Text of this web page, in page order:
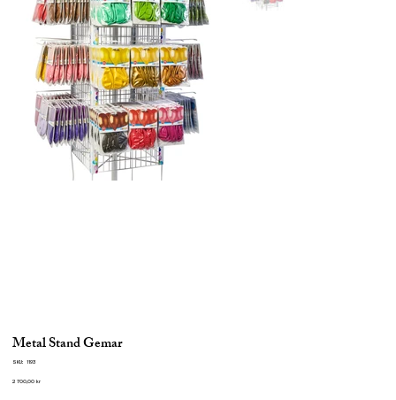
Metal Stand Gemar
SKU:
SKU
1193
Pris
2 700,00 kr